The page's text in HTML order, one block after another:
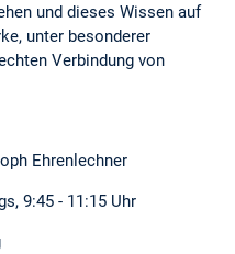
und dieses Wissen auf
unter besonderer
Verbindung von
Ehrenlechner
9:45 - 11:15 Uhr